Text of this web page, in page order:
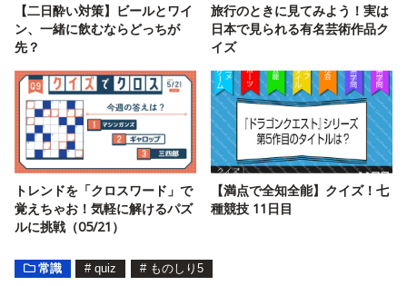
【二日酔い対策】ビールとワイ
ン、一緒に飲むならどっちが
先？
旅行のときに見てみよう！実は
日本で見られる有名芸術作品ク
イズ
トレンドを「クロスワード」で
覚えちゃお！気軽に解けるパズ
ルに挑戦（05/21）
【満点で全知全能】クイズ！七
種競技 11日目
常識 # quiz # ものしり5